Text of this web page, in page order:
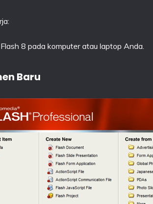
8 pada komputer atau laptop Anda.
Baru